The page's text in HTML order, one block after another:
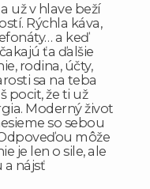
už v hlave beží
Rýchla káva,
a keď
ťa ďalšie
rodina, účty,
sa na teba
pocit, že ti už
Moderný život
so sebou
môže
je len o sile, ale
a nájsť